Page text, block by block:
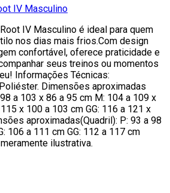
IV Masculino
IV Masculino é ideal para quem
nos dias mais frios.Com design
confortável, oferece praticidade e
seus treinos ou momentos
Informações Técnicas:
Dimensões aproximadas
a 103 x 86 a 95 cm M: 104 a 109 x
x 100 a 103 cm GG: 116 a 121 x
aproximadas(Quadril): P: 93 a 98
106 a 111 cm GG: 112 a 117 cm
ilustrativa.